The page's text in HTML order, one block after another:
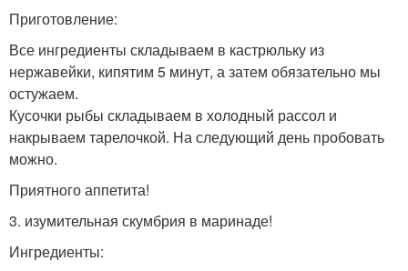
Приготовление:
Все ингредиенты складываем в кастрюльку из
нержавейки, кипятим 5 минут, а затем обязательно мы
остужаем.
Кусочки рыбы складываем в холодный рассол и
накрываем тарелочкой. На следующий день пробовать
можно.
Приятного аппетита!
3. изумительная скумбрия в маринаде!
Ингредиенты: